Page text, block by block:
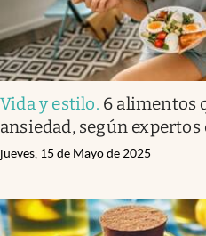
Vida y estilo. 6 alimentos
ansiedad, según
jueves, 15 de Mayo de 2025